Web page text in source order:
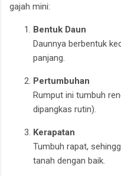
gajah mini:
Bentuk Daun
Daunnya berbentuk
panjang.
Pertumbuhan
Rumput ini tumbuh
dipangkas rutin).
Kerapatan
Tumbuh rapat,
tanah dengan baik.